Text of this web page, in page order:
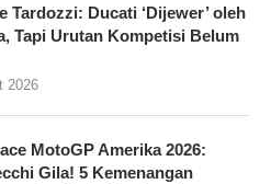
Tardozzi: Ducati ‘Dijewer’ oleh
Tapi Urutan Kompetisi Belum
2026
MotoGP Amerika 2026:
Gila! 5 Kemenangan